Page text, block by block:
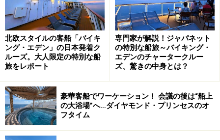
北欧スタイルの客船「バイキ
ング・エデン」の日本発着ク
ルーズ。大人限定の特別な船
旅をレポート
専門家が解説！ジャパネット
の特別な船旅～バイキング・
エデンのチャータークルー
ズ、驚きの中身とは？
豪華客船でワーケーション！ 会議の後は“船上
の大浴場”へ…ダイヤモンド・プリンセスのオ
フタイム